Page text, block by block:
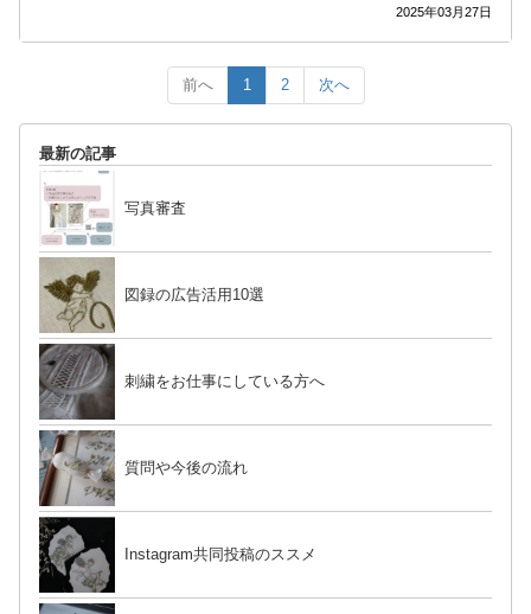
2025年03月27日
前へ 1 2 次へ
最新の記事
写真審査
図録の広告活用10選
刺繍をお仕事にしている方へ
質問や今後の流れ
Instagram共同投稿のススメ